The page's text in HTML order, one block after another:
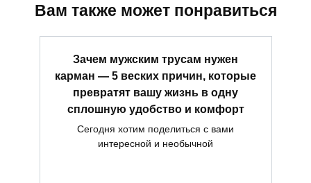
Вам также может понравиться
Зачем мужским трусам нужен
карман — 5 веских причин, которые
превратят вашу жизнь в одну
сплошную удобство и комфорт
Сегодня хотим поделиться с вами
интересной и необычной